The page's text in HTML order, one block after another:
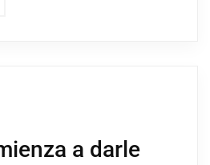
a darle